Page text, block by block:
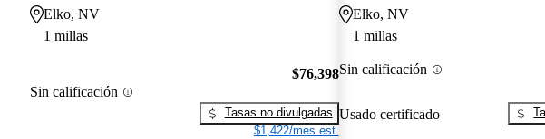
Elko, NV
1 millas
Sin calificación
$76,398
Tasas no divulgadas
$1,422/mes est.
Elko, NV
1 millas
Sin calificación
Usado certificado